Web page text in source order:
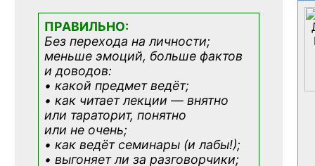
ПРАВИЛЬНО:
Без перехода на личности;
меньше эмоций, больше фактов
и доводов:
• какой предмет ведёт;
• как читает лекции — внятно
или тараторит, понятно
или не очень;
• как ведёт семинары (и лабы!);
• выгоняет ли за разговорчики;